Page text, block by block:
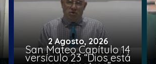
2 Agosto, 2026
San Mateo Capítulo 14
versículo 23 “Dios está